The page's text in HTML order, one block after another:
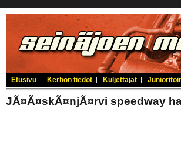
Etusivu | Kerhon tiedot | Kuljettajat |
JÃ¤Ã¤skÃ¤njÃ¤rvi speedway